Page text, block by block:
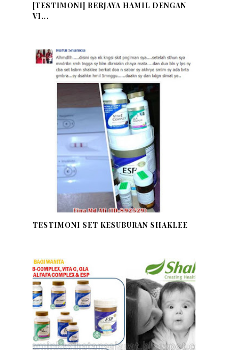
[TESTIMONI] BERJAYA HAMIL DENGAN
VI...
TESTIMONI SET KESUBURAN SHAKLEE